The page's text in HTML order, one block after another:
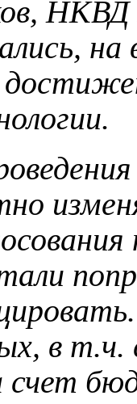
в т.ч.
счет